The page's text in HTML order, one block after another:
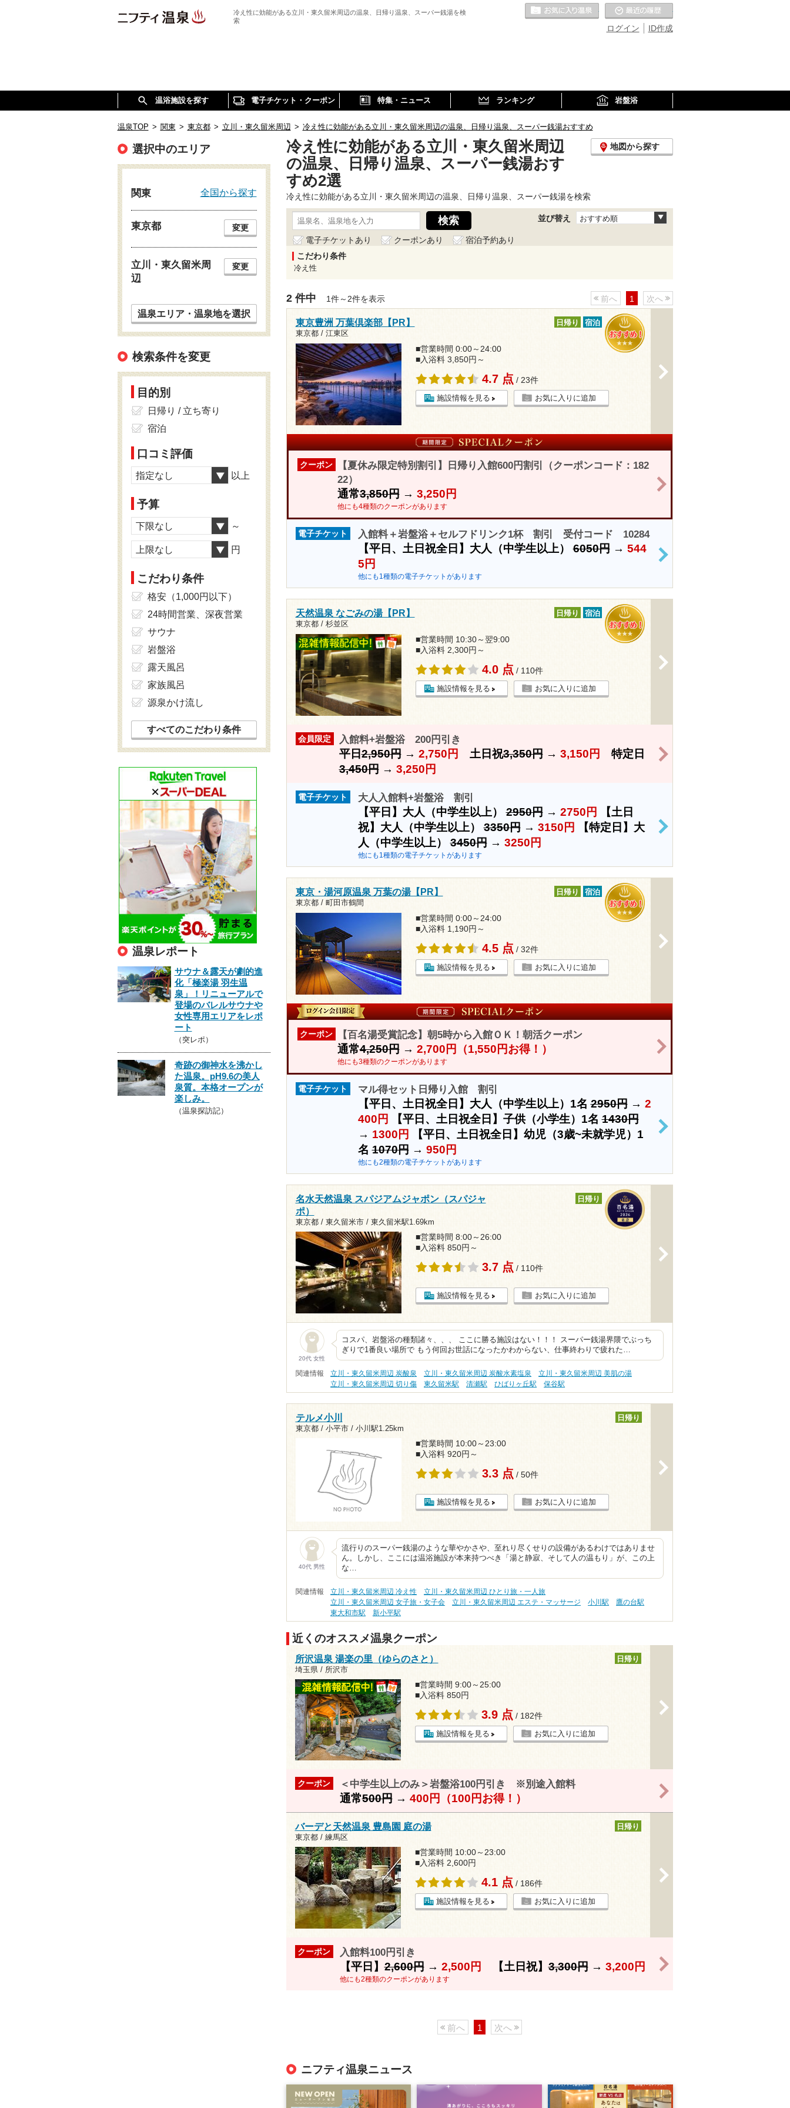
冷え性に効能がある立川・東久留米周辺の温泉、日帰り温泉、スーパー銭湯を検
索
ID作成
ログイン
お気に入りの温泉
温浴施設を探す 電子チケット・クーポン 特集・ニュース ランキング 岩盤浴
温泉TOP > 関東 > 東京都 > 立川・東久留米周辺 > 冷え性に効能がある立川・東久留米周辺の温泉、日帰り温泉、スーパー銭湯おすすめ
冷え性に効能がある立川・東久留米周辺
の温泉、日帰り温泉、スーパー銭湯おす
すめ2選
地図から探す
冷え性に効能がある立川・東久留米周辺の温泉、日帰り温泉、スーパー銭湯を検索
並び替え おすすめ順
電子チケットあり クーポンあり
宿泊予約あり
こだわり条件
冷え性
2 件中 1件～2件を表示 前へ 1 次へ
東京豊洲 万葉倶楽部【PR】
東京都 / 江東区
日帰り 宿泊
■営業時間 0:00～24:00
■入浴料 3,850円～
4.7 点 / 23件
施設情報を見る お気に入りに追加
クーポン
【夏休み限定特別割引】日帰り入館600円割引（クーポンコード：182
22）
通常3,850円→ 3,250円
他にも4種類のクーポンがあります
電子チケット 入館料＋岩盤浴＋セルフドリンク1杯 割引 受付コード 10284
【平日、土日祝全日】大人（中学生以上）6050円→ 544
5円
他にも1種類の電子チケットがあります
>
天然温泉 なごみの湯【PR】
東京都 / 杉並区
日帰り 宿泊
■営業時間 10:30～翌9:00
■入浴料 2,300円～
4.0 点 / 110件
施設情報を見る お気に入りに追加
会員限定 入館料+岩盤浴 200円引き
平日2,950円→ 2,750円 土日祝3,350円→ 3,150円
特定日
3,450円→ 3,250円
電子チケット 大人入館料+岩盤浴 割引
【平日】大人（中学生以上）2950円→ 2750円
【土日
祝】大人（中学生以上）3350円→ 3150円
【特定日】大
人（中学生以上）3450円→ 3250円
他にも1種類の電子チケットがあります
>
東京・湯河原温泉 万葉の湯【PR】
東京都 / 町田市鶴間
日帰り 宿泊
■営業時間 0:00～24:00
■入浴料 1,190円～
4.5 点 / 32件
施設情報を見る お気に入りに追加
クーポン 【百名湯受賞記念】朝5時から入館ＯＫ！朝活クーポン
通常4,250円→ 2,700円（1,550円お得！）
他にも3種類のクーポンがあります
電子チケット マル得セット日帰り入館 割引
【平日、土日祝全日】大人（中学生以上）1名2950円→ 2
400円
【平日、土日祝全日】子供（小学生）1名1430円
→ 1300円
【平日、土日祝全日】幼児（3歳~未就学児）1
名1070円→ 950円
他にも2種類の電子チケットがあります
>
名水天然温泉 スパジアムジャポン（スパジャ
ポ）
東京都 / 東久留米市 / 東久留米駅1.69km
日帰り
■営業時間 8:00～26:00
■入浴料 850円～
3.7 点 / 110件
施設情報を見る お気に入りに追加
20代 女性
コスパ、岩盤浴の種類諸々、、、 ここに勝る施設はない！！！ スーパー銭湯界隈でぶっち
ぎりで1番良い場所で もう何回お世話になったかわからない、仕事終わりで疲れた…
関連情報 立川・東久留米周辺 炭酸泉 立川・東久留米周辺 炭酸水素塩泉
立川・東久留米周辺 美肌の湯
立川・東久留米周辺 切り傷
東久留米駅 清瀬駅 ひばりヶ丘駅 保谷駅
テルメ小川
東京都 / 小平市 / 小川駅1.25km
日帰り
■営業時間 10:00～23:00
■入浴料 920円～
3.3 点 / 50件
施設情報を見る お気に入りに追加
40代 男性
流行りのスーパー銭湯のような華やかさや、至れり尽くせりの設備があるわけではありませ
ん。しかし、ここには温浴施設が本来持つべき「湯と静寂、そして人の温もり」が、この上
な…
関連情報 立川・東久留米周辺 冷え性
立川・東久留米周辺 ひとり旅・一人旅
立川・東久留米周辺 女子旅・女子会
立川・東久留米周辺 エステ・マッサージ 小川駅
鷹の台駅
東大和市駅
新小平駅
近くのオススメ温泉クーポン
所沢温泉 湯楽の里（ゆらのさと）
埼玉県 / 所沢市
日帰り
■営業時間 9:00～25:00
■入浴料 850円
3.9 点 / 182件
施設情報を見る お気に入りに追加
クーポン ＜中学生以上のみ＞岩盤浴100円引き ※別途入館料
通常500円→ 400円（100円お得！）
バーデと天然温泉 豊島園 庭の湯
東京都 / 練馬区
日帰り
■営業時間 10:00～23:00
■入浴料 2,600円
4.1 点 / 186件
施設情報を見る お気に入りに追加
クーポン 入館料100円引き
【平日】2,600円→ 2,500円 【土日祝】3,300円→ 3,200円
他にも2種類のクーポンがあります
前へ 1 次へ
ニフティ温泉ニュース
選択中のエリア
関東 全国から探す
東京都 変更
立川・東久留米周
辺
変更
温泉エリア・温泉地を選択
検索条件を変更
目的別
日帰り / 立ち寄り
宿泊
口コミ評価
指定なし 以上
予算
下限なし ～
上限なし 円
こだわり条件
格安（1,000円以下）
24時間営業、深夜営業
サウナ
岩盤浴
露天風呂
家族風呂
源泉かけ流し
すべてのこだわり条件
温泉レポート
サウナ＆露天が劇的進
化「極楽湯 羽生温
泉」！リニューアルで
登場のバレルサウナや
女性専用エリアをレポ
ート
（突レポ）
奇跡の御神水を沸かし
た温泉。pH9.6の美人
泉質。本格オープンが
楽しみ。
（温泉探訪記）